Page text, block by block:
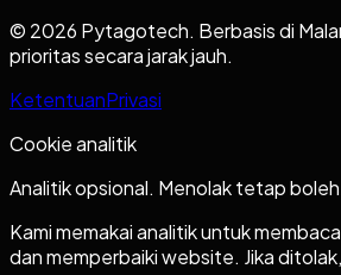
© 2026 Pytagotech. Berbasis di
prioritas secara jarak jauh.
KetentuanPrivasi
Cookie analitik
Analitik opsional. Menolak tetap
Kami memakai analitik untuk
dan memperbaiki website. Jika